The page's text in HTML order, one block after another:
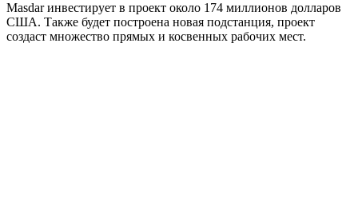
Masdar инвестирует в проект около 174 миллионов долларов
США. Также будет построена новая подстанция, проект
создаст множество прямых и косвенных рабочих мест.